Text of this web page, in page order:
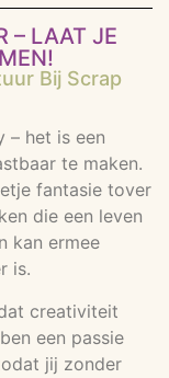
– LAAT JE
Bij Scrap
– het is een
te maken.
fantasie tover
die een leven
kan ermee
is.
creativiteit
een passie
jij zonder